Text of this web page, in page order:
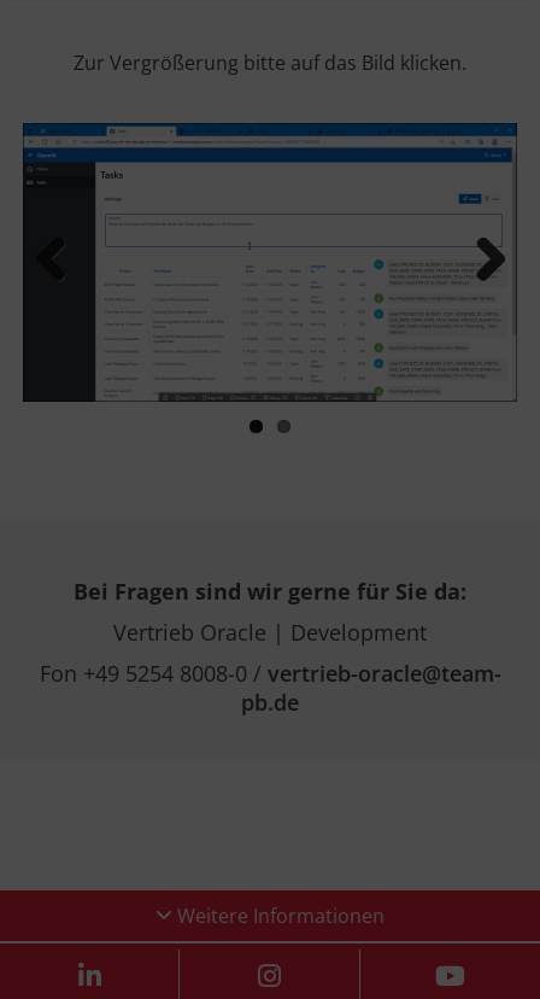
Zur Vergrößerung bitte auf das Bild klicken.
Previous Next
Bei Fragen sind wir gerne für Sie da:
Vertrieb Oracle | Development
Fon +49 5254 8008-0 / vertrieb-oracle@team-
pb.de
Weitere Informationen